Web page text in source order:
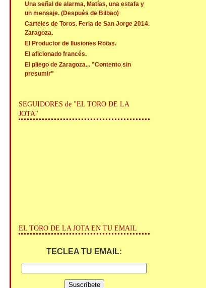
Una señal de alarma, Matías, una estafa y
un mensaje. (Después de Bilbao)
Carteles de Toros. Feria de San Jorge 2014.
Zaragoza.
El Productor de Ilusiones Rotas.
El aficionado francés.
El pliego de Zaragoza... "Contento sin
presumir"
SEGUIDORES de "EL TORO DE LA
JOTA"
EL TORO DE LA JOTA EN TU EMAIL
TECLEA TU EMAIL: